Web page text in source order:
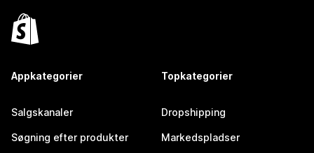
Appkategorier
Salgskanaler
Søgning efter produkter
Topkategorier
Dropshipping
Markedspladser